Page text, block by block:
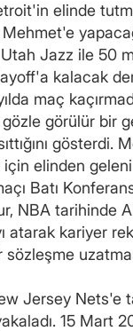
elinde
Jazz ile 50
kalacak
maç
görülür
gösterdi.
elinden
Batı
NBA tarihinde
kariyer
Jersey Nets'e
15